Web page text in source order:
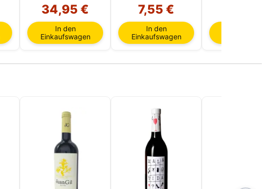
34,95 €
In den
Einkaufswagen
7,55 €
In den
Einkaufswagen